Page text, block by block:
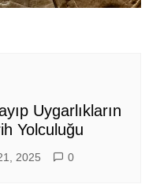
Uygarlıkların
Yolculuğu
2025 0